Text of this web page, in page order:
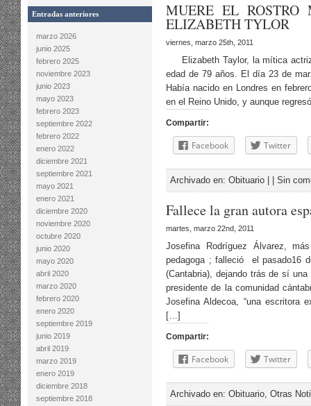
Entradas anteriores
marzo 2026
junio 2025
febrero 2025
noviembre 2023
junio 2023
mayo 2023
febrero 2023
septiembre 2022
febrero 2022
enero 2022
diciembre 2021
septiembre 2021
mayo 2021
enero 2021
diciembre 2020
noviembre 2020
octubre 2020
junio 2020
mayo 2020
abril 2020
marzo 2020
febrero 2020
enero 2020
septiembre 2019
junio 2019
abril 2019
marzo 2019
enero 2019
diciembre 2018
septiembre 2018
MUERE EL ROSTRO
ELIZABETH TYLOR
viernes, marzo 25th, 2011
Elizabeth Taylor, la mítica
edad de 79 años. El día 23 de
Había nacido en Londres en
en el Reino Unido, y aunque
Compartir:
Facebook Twitter
Archivado en: Obituario Sin
Fallece la gran autora
martes, marzo 22nd, 2011
Josefina Rodríguez Álvarez,
pedagoga ; falleció el pasado16
(Cantabria), dejando trás de sí
presidente de la comunidad
Josefina Aldecoa, “una escritora
[…]
Compartir:
Facebook Twitter
Archivado en: Obituario, Otras